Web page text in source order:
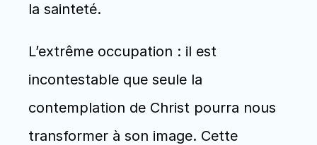
la sainteté.
L’extrême occupation : il est
incontestable que seule la
contemplation de Christ pourra nous
transformer à son image. Cette